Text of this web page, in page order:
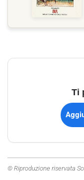
Ti
© Riproduzione riservata